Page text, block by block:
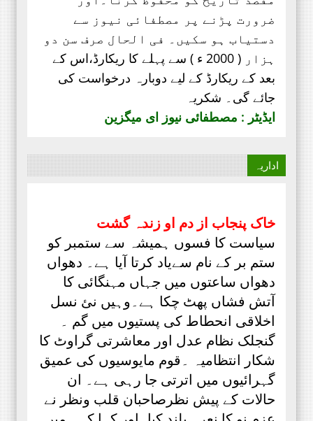
ضرورت پڑنے پر مصطفائی نیوز سے
دستیاب ہو سکیں۔ فی الحال صرف سن دو
ہزار ( 2000 ء ) سے پہلے کا ریکارڈ،
اس کے
بعد کے ریکارڈ کے لیے دوبارہ درخواست کی
جائے گی۔ شکریہ
ایڈیٹر : مصطفائی نیوز ای میگزین
اداریہ
خاک پنجاب از دم او زندہ گشت
سیاست کا فسوں ہمیشہ سے ستمبر کو
ستم بر کے نام سےیاد کرتا آیا ہے۔ دھواں
دھواں ساعتوں میں جہاں مہنگائی کا
آتش فشاں پھٹ چکا ہے۔وہیں نئ نسل
اخلاقی انحطاط کی پستیوں میں گم ۔
گنجلک نظام عدل اور معاشرتی گراوٹ کا
شکار انتظامیہ ۔قوم مایوسیوں کی عمیق
گہرائیوں میں اترتی جا رہی ہے۔ ان
حالات کے پیش نظرصاحبان قلب ونظر نے